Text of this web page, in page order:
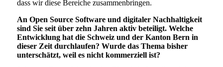
dass wir diese Bereiche zusammenbringen.
An Open Source Software und digitaler Nachhaltigkeit
sind Sie seit über zehn Jahren aktiv beteiligt. Welche
Entwicklung hat die Schweiz und der Kanton Bern in
dieser Zeit durchlaufen? Wurde das Thema bisher
unterschätzt, weil es nicht kommerziell ist?